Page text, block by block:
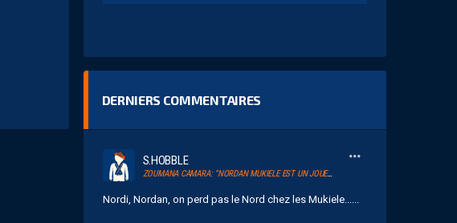
DERNIERS COMMENTAIRES
S.HOBBLE
ZOUMANA CAMARA: “NORDAN MUKIELE EST UN JOUEUR QUI A DU TALENT”
Nordi, Nordan, on perd pas le Nord chez les Mukiele......